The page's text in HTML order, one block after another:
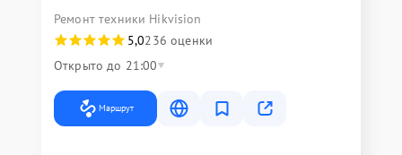
Ремонт техники Hikvision
5,0236 оценки
Открыто до 21:00
Маршрут